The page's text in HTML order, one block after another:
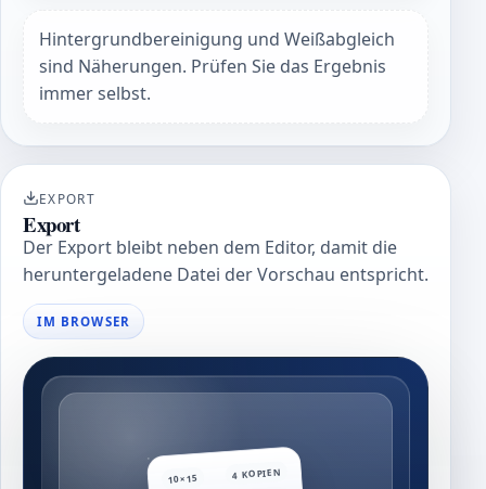
Hintergrundbereinigung und Weißabgleich
sind Näherungen. Prüfen Sie das Ergebnis
immer selbst.
EXPORT
Export
Der Export bleibt neben dem Editor, damit die
heruntergeladene Datei der Vorschau entspricht.
IM BROWSER
10×15 4 KOPIEN